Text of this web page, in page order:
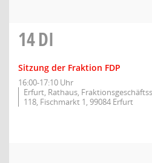
14DI
Sitzung der Fraktion FDP
16:00-17:10 Uhr
Erfurt, Rathaus,
118, Fischmarkt 1, 99084 Erfurt